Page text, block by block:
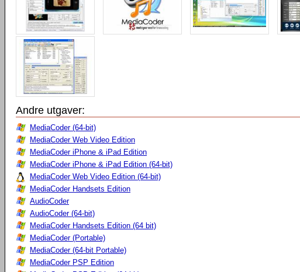
Andre utgaver:
MediaCoder (64-bit)
MediaCoder Web Video Edition
MediaCoder iPhone & iPad Edition
MediaCoder iPhone & iPad Edition (64-bit)
MediaCoder Web Video Edition (64-bit)
MediaCoder Handsets Edition
AudioCoder
AudioCoder (64-bit)
MediaCoder Handsets Edition (64 bit)
MediaCoder (Portable)
MediaCoder (64-bit Portable)
MediaCoder PSP Edition